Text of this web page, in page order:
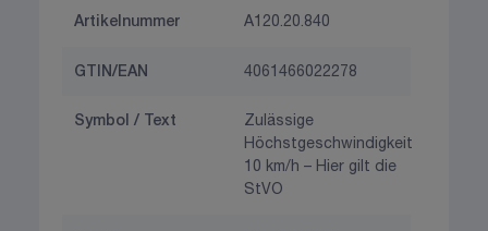
Artikelnummer A120.20.840
GTIN/EAN 4061466022278
Symbol / Text
Zulässige
Höchstgeschwindigkeit
10 km/h – Hier gilt die
StVO